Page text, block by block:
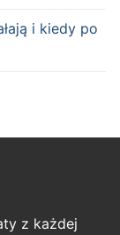
i kiedy po
z każdej